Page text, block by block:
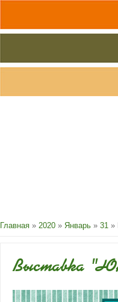
Главная » 2020 » Январь » 31 »
Выставка